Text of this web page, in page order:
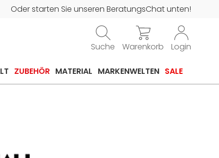
Oder starten Sie unseren BeratungsChat unten!
Suche Warenkorb Login
ZUBEHÖR MATERIAL MARKENWELTEN SALE